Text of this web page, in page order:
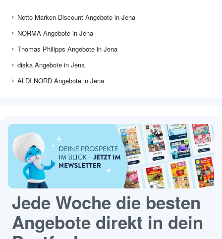
Netto Marken-Discount Angebote in Jena
NORMA Angebote in Jena
Thomas Philipps Angebote in Jena
diska Angebote in Jena
ALDI NORD Angebote in Jena
Jede Woche die besten
Angebote direkt in dein